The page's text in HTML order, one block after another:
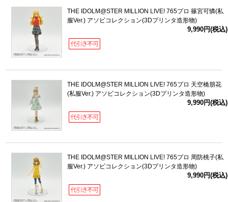
THE IDOLM@STER MILLION LIVE! 765プロ 篠宮可憐(私
服Ver.) アソビコレクション(3Dプリンタ造形物)
9,990円(税込)
THE IDOLM@STER MILLION LIVE! 765プロ 天空橋朋花
(私服Ver.) アソビコレクション(3Dプリンタ造形物)
9,990円(税込)
THE IDOLM@STER MILLION LIVE! 765プロ 周防桃子(私
服Ver.) アソビコレクション(3Dプリンタ造形物)
9,990円(税込)